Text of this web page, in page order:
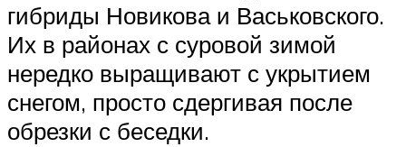
гибриды Новикова и Васьковского.
Их в районах с суровой зимой
нередко выращивают с укрытием
снегом, просто сдергивая после
обрезки с беседки.